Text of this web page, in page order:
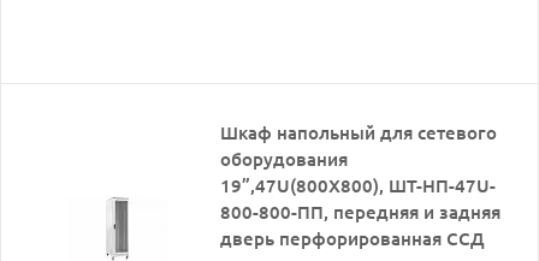
Шкаф напольный для сетевого
оборудования
19”,47U(800X800), ШТ-НП-47U-
800-800-ПП, передняя и задняя
дверь перфорированная ССД